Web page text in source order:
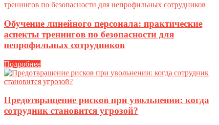
Обучение линейного персонала: практические
аспекты тренингов по безопасности для
непрофильных сотрудников
Подробнее
Предотвращение рисков при увольнении: когда
сотрудник становится угрозой?